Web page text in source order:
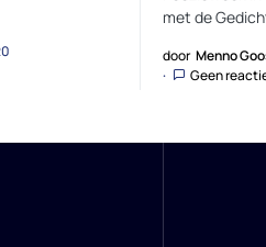
met de
door Menno
Geen